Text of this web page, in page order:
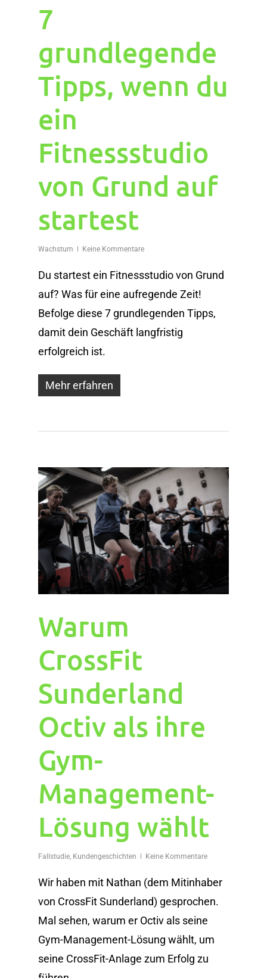
7
grundlegende
Tipps, wenn du
ein
Fitnessstudio
von Grund auf
startest
Wachstum Keine Kommentare
Du startest ein Fitnessstudio von Grund
auf? Was für eine aufregende Zeit!
Befolge diese 7 grundlegenden Tipps,
damit dein Geschäft langfristig
erfolgreich ist.
Mehr erfahren
Warum
CrossFit
Sunderland
Octiv als ihre
Gym-
Management-
Lösung wählt
Fallstudie, Kundengeschichten Keine Kommentare
Wir haben mit Nathan (dem Mitinhaber
von CrossFit Sunderland) gesprochen.
Mal sehen, warum er Octiv als seine
Gym-Management-Lösung wählt, um
seine CrossFit-Anlage zum Erfolg zu